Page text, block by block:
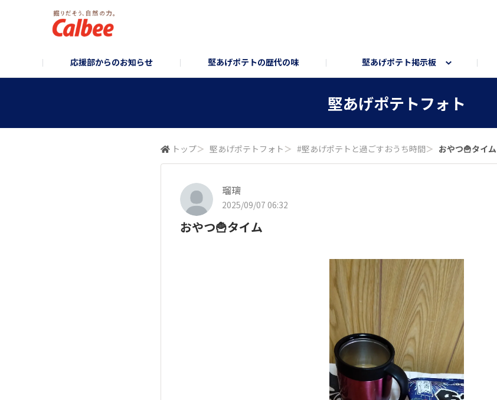
応援部からのお知らせ 堅あげポテトの歴代の味 堅あげポテト掲示板
堅あげポテトフォト
トップ＞ 堅あげポテトフォト ＞ #堅あげポテトと過ごすおうち時間＞ おやつ🍟タイム
瑠璃
2025/09/07 06:32
おやつ🍟タイム